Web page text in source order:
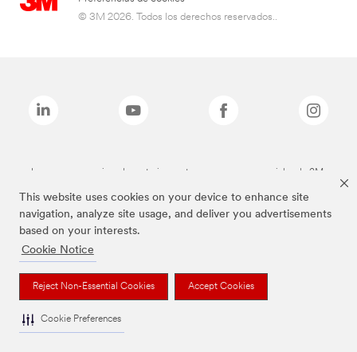
This website uses cookies on your device to enhance site
navigation, analyze site usage, and deliver you advertisements
based on your interests.
Cookie Notice
Reject Non-Essential Cookies Accept Cookies
Cookie Preferences
© 3M 2026. Todos los derechos reservados..
Las marcas mencionadas anteriormente son marcas comerciales de 3M.